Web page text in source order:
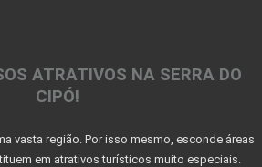
fecha ciclo comemorativo
saber antes de morar no
ATRATIVOS NA SERRA DO
CIPÓ!
vasta região. Por isso mesmo, esconde áreas
em atrativos turísticos muito especiais.